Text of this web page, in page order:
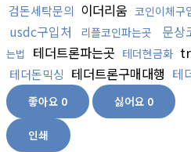
검돈세탁문의 이더리움 코인이체구
usdc구입처
리플코인파는곳 문상
는법
테더트론파는곳 테더현금화
테더돈믹싱 테더트론구매대행 테
좋아요 0 싫어요 0
인쇄